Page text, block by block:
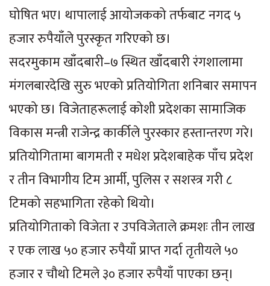
घोषित भए। थापालाई आयोजकको तर्फबाट नगद ५
हजार रुपैयाँले पुरस्कृत गरिएको छ।
सदरमुकाम खाँदबारी–७ स्थित खाँदबारी रंगशालामा
मंगलबारदेखि सुरु भएको प्रतियोगिता शनिबार समापन
भएको छ। विजेताहरूलाई कोशी प्रदेशका सामाजिक
विकास मन्त्री राजेन्द्र कार्कीले पुरस्कार हस्तान्तरण गरे।
प्रतियोगितामा बागमती र मधेश प्रदेशबाहेक पाँच प्रदेश
र तीन विभागीय टिम आर्मी, पुलिस र सशस्त्र गरी ८
टिमको सहभागिता रहेको थियो।
प्रतियोगिताको विजेता र उपविजेताले क्रमशः तीन लाख
र एक लाख ५० हजार रुपैयाँ प्राप्त गर्दा तृतीयले ५०
हजार र चौथो टिमले ३० हजार रुपैयाँ पाएका छन्।